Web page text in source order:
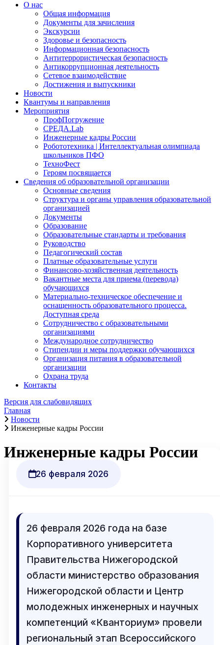
О нас
Общая информация
Документы для зачисления
Экскурсии
Здоровье и безопасность
Информационная безопасность
Антитеррористическая безопасность
Антикоррупционная деятельность
Сетевое взаимодействие
Достижения и выпускники
Новости
Квантумы и направления
Мероприятия
ПрофПогружение
СРЕДА.Lab
Инженерные кадры России
Робототехника | Интеллектуальная олимпиада
школьников ПФО
ТехноФест
Героям посвящается
Сведения об образовательной организации
Основные сведения
Структура и органы управления образовательной
организацией
Документы
Образование
Образовательные стандарты и требования
Руководство
Педагогический состав
Платные образовательные услуги
Финансово-хозяйственная деятельность
Вакантные места для приема (перевода)
обучающихся
Материально-техническое обеспечение и
оснащенность образовательного процесса.
Доступная среда
Сотрудничество с образовательными
организациями
Международное сотрудничество
Стипендии и меры поддержки обучающихся
Организация питания в образовательной
организации
Охрана труда
Контакты
Версия для слабовидящих
Главная
Новости
Инженерные кадры России
Инженерные кадры России
26 февраля 2026
26 февраля 2026 года на базе
Корпоративного университета
Правительства Нижегородской
области министерство образования
Нижегородской области и Центр
молодежных инженерных и научных
компетенций «Кванториум» провели
региональный этап Всероссийского